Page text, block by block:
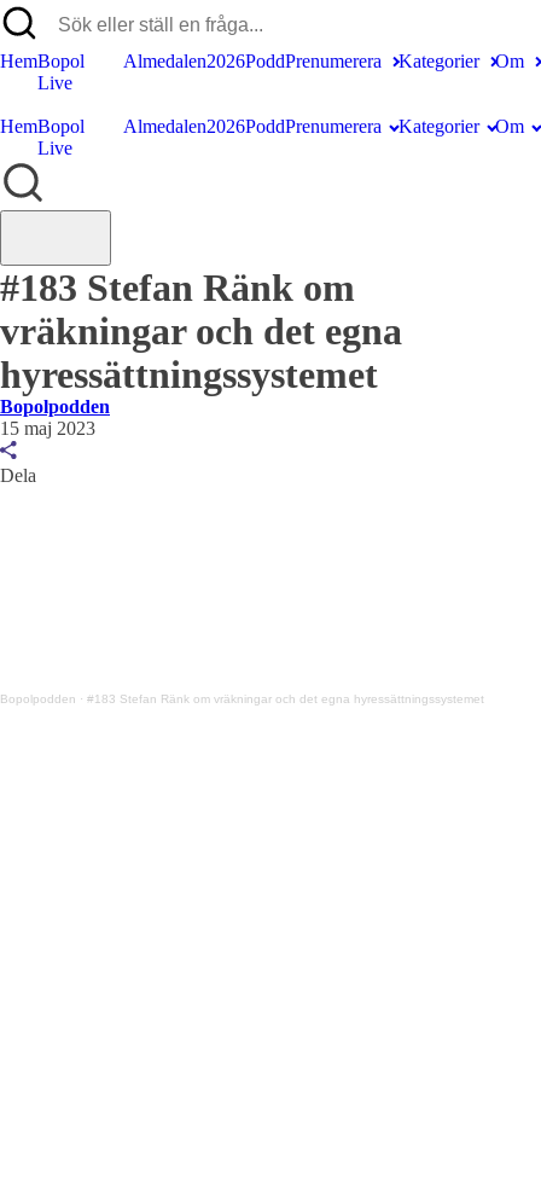
HemBopol
Live
Almedalen2026PoddPrenumerera Kategorier Om
HemBopol
Live
Almedalen2026PoddPrenumerera Kategorier Om
#183 Stefan Ränk om
vräkningar och det egna
hyressättningssystemet
Bopolpodden
15 maj 2023
Dela
Bopolpodden · #183 Stefan Ränk om vräkningar och det egna hyressättningssystemet